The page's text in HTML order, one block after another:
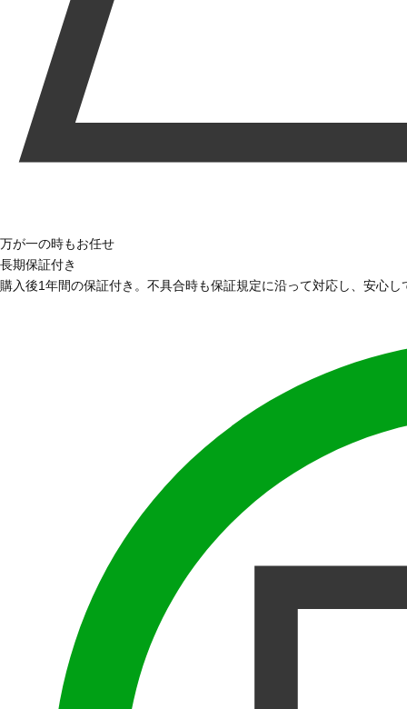
万が一の時もお任せ
長期保証付き
購入後1年間の保証付き。不具合時も保証規定に沿って対応し、安心